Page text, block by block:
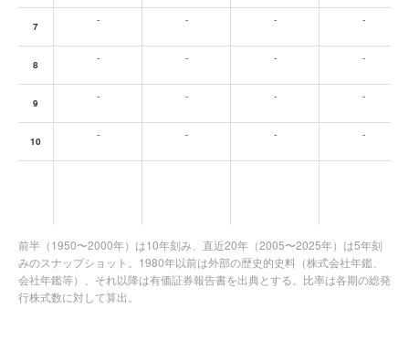
7
- - - -
8
- - - -
9
- - - -
10
- - - -
前半（1950〜2000年）は10年刻み、直近20年（2005〜2025年）は5年刻
みのスナップショット。1980年以前は外部の歴史的史料（株式会社年鑑、
会社年鑑等）、それ以降は有価証券報告書を出典とする。比率は各期の総発
行株式数に対して算出。